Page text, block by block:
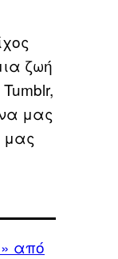
ζωή
μας
μας
από